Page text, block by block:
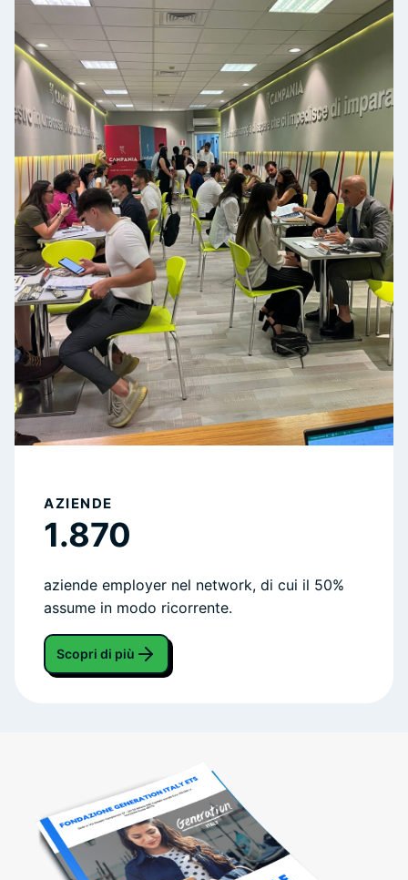
AZIENDE
1.870
aziende employer nel network, di cui il 50%
assume in modo ricorrente.
Scopri di più